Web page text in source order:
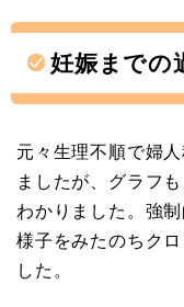
妊娠までの
元々生理不順で婦
ましたが、グラフ
わかりました。強
様子をみたのちク
した。